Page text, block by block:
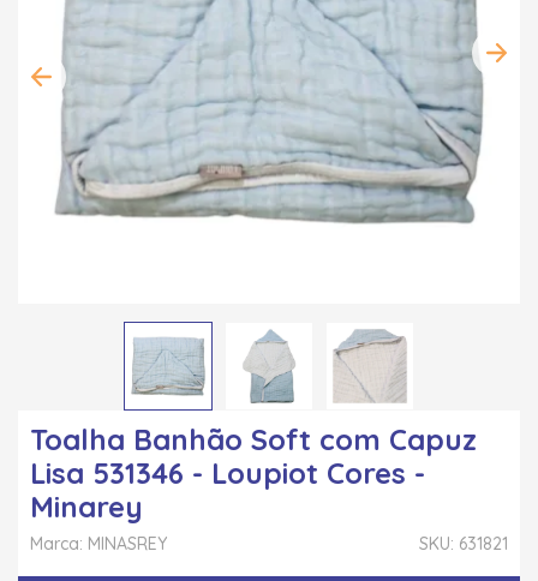
Toalha Banhão Soft com Capuz
Lisa 531346 - Loupiot Cores -
Minarey
SKU: 631821
Marca: MINASREY